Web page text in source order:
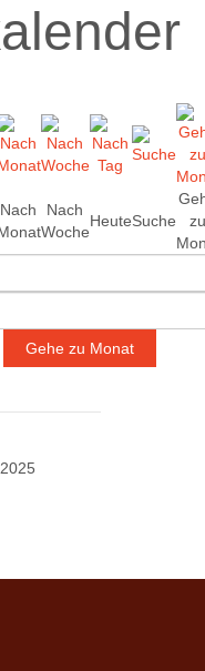
Nach
Nach
Woche
HeuteSuche
zu
Gehe zu Monat